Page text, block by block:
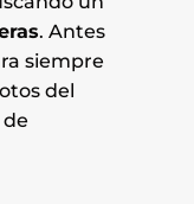
. Antes
siempre
del